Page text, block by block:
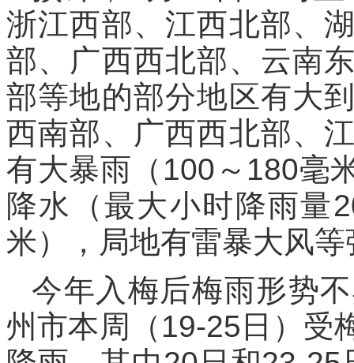
浙江西部、江西北部、
部、广西西北部、云南
部等地的部分地区有大
西南部、广西西北部、
有大暴雨（100～180毫
降水（最大小时降雨量
米），局地有雷暴大风
今年入梅后梅雨形势
州市本周（19-25日）受